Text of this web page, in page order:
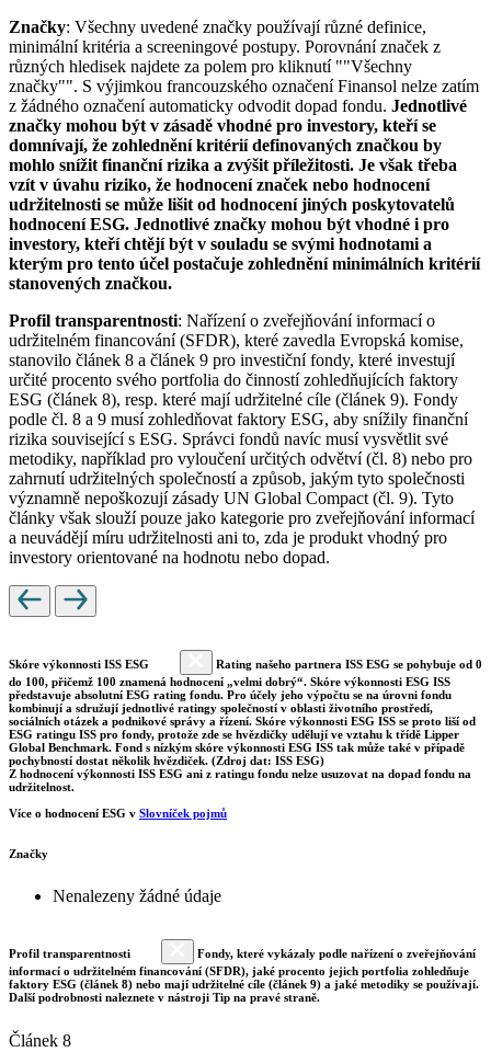
Značky: Všechny uvedené značky používají různé definice,
minimální kritéria a screeningové postupy. Porovnání značek z
různých hledisek najdete za polem pro kliknutí ""Všechny
značky"". S výjimkou francouzského označení Finansol nelze zatím
z žádného označení automaticky odvodit dopad fondu. Jednotlivé
značky mohou být v zásadě vhodné pro investory, kteří se
domnívají, že zohlednění kritérií definovaných značkou by
mohlo snížit finanční rizika a zvýšit příležitosti. Je však třeba
vzít v úvahu riziko, že hodnocení značek nebo hodnocení
udržitelnosti se může lišit od hodnocení jiných poskytovatelů
hodnocení ESG. Jednotlivé značky mohou být vhodné i pro
investory, kteří chtějí být v souladu se svými hodnotami a
kterým pro tento účel postačuje zohlednění minimálních kritérií
stanovených značkou.
Profil transparentnosti: Nařízení o zveřejňování informací o
udržitelném financování (SFDR), které zavedla Evropská komise,
stanovilo článek 8 a článek 9 pro investiční fondy, které investují
určité procento svého portfolia do činností zohledňujících faktory
ESG (článek 8), resp. které mají udržitelné cíle (článek 9). Fondy
podle čl. 8 a 9 musí zohledňovat faktory ESG, aby snížily finanční
rizika související s ESG. Správci fondů navíc musí vysvětlit své
metodiky, například pro vyloučení určitých odvětví (čl. 8) nebo pro
zahrnutí udržitelných společností a způsob, jakým tyto společnosti
významně nepoškozují zásady UN Global Compact (čl. 9). Tyto
články však slouží pouze jako kategorie pro zveřejňování informací
a neuvádějí míru udržitelnosti ani to, zda je produkt vhodný pro
investory orientované na hodnotu nebo dopad.
Skóre výkonnosti ISS ESG
Rating našeho partnera ISS ESG se pohybuje od 0
do 100, přičemž 100 znamená hodnocení „velmi dobrý“. Skóre výkonnosti ESG ISS
představuje absolutní ESG rating fondu. Pro účely jeho výpočtu se na úrovni fondu
kombinují a sdružují jednotlivé ratingy společností v oblasti životního prostředí,
sociálních otázek a podnikové správy a řízení. Skóre výkonnosti ESG ISS se proto liší od
ESG ratingu ISS pro fondy, protože zde se hvězdičky udělují ve vztahu k třídě Lipper
Global Benchmark. Fond s nízkým skóre výkonnosti ESG ISS tak může také v případě
pochybností dostat několik hvězdiček. (Zdroj dat: ISS ESG)
Z hodnocení výkonnosti ISS ESG ani z ratingu fondu nelze usuzovat na dopad fondu na
udržitelnost.
Více o hodnocení ESG v Slovníček pojmů
Značky
Nenalezeny žádné údaje
Profil transparentnosti
Fondy, které vykázaly podle nařízení o zveřejňování
informací o udržitelném financování (SFDR), jaké procento jejich portfolia zohledňuje
faktory ESG (článek 8) nebo mají udržitelné cíle (článek 9) a jaké metodiky se používají.
Další podrobnosti naleznete v nástroji Tip na pravé straně.
Článek 8